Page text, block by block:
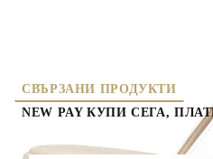
СВЪРЗАНИ ПРОДУКТИ
NEW PAY КУПИ СЕГА,